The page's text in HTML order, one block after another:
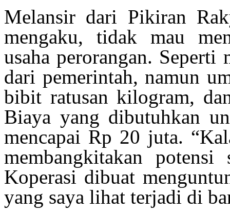
Melansir dari Pikiran
mengaku, tidak mau
usaha perorangan. Seperti
dari pemerintah, namun
bibit ratusan kilogram,
Biaya yang dibutuhkan
mencapai Rp 20 juta.
membangkitakanpotensi
Koperasi dibuat
yang saya lihat terjadi di